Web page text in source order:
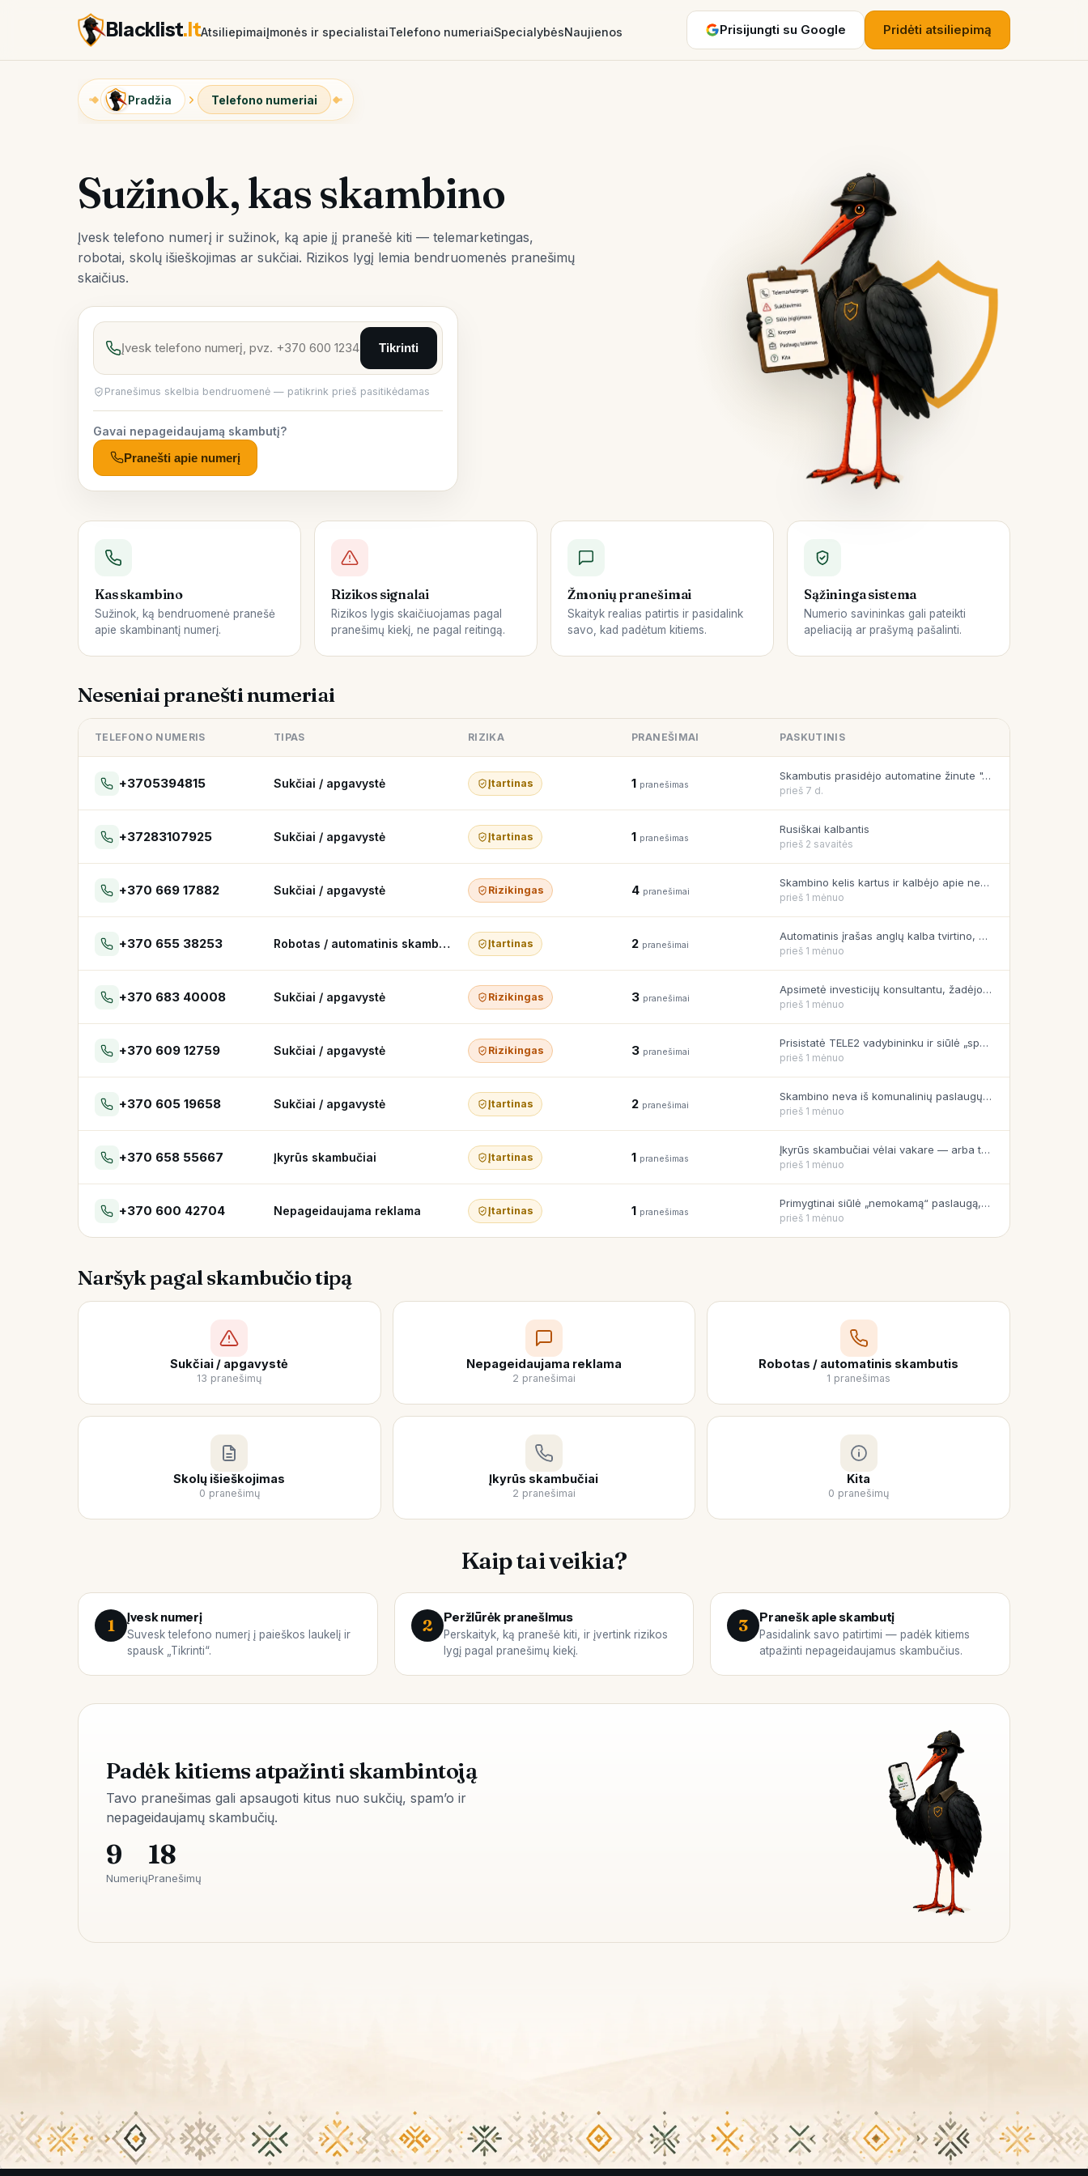
Blacklist.ltAtsiliepimaiĮmonės ir specialistaiTelefono numeriaiSpecialybėsNaujienos Prisijungti su Google Pridėti atsiliepimą
Pradžia Telefono numeriai
Sužinok, kas skambino
Įvesk telefono numerį ir sužinok, ką apie jį pranešė kiti — telemarketingas,
robotai, skolų išieškojimas ar sukčiai. Rizikos lygį lemia bendruomenės pranešimų
skaičius.
Tikrinti
Pranešimus skelbia bendruomenė — patikrink prieš pasitikėdamas
Gavai nepageidaujamą skambutį?
Pranešti apie numerį
Kas skambino
Sužinok, ką bendruomenė pranešė
apie skambinantį numerį.
Rizikos signalai
Rizikos lygis skaičiuojamas pagal
pranešimų kiekį, ne pagal reitingą.
Žmonių pranešimai
Skaityk realias patirtis ir pasidalink
savo, kad padėtum kitiems.
Sąžininga sistema
Numerio savininkas gali pateikti
apeliaciją ar prašymą pašalinti.
Neseniai pranešti numeriai
TELEFONO NUMERIS TIPAS RIZIKA PRANEŠIMAI PASKUTINIS
+3705394815 Sukčiai / apgavystė Įtartinas 1 pranešimas
Skambutis prasidėjo automatine žinute "Jums skambina iš klientų aptarnavimo…
prieš 7 d.
+37283107925 Sukčiai / apgavystė Įtartinas 1 pranešimas
Rusiškai kalbantis
prieš 2 savaitės
+370 669 17882 Sukčiai / apgavystė Rizikingas 4 pranešimai
Skambino kelis kartus ir kalbėjo apie neva įtartiną pavedimą,…
prieš 1 mėnuo
+370 655 38253 Robotas / automatinis skambutis Įtartinas 2 pranešimai
Automatinis įrašas anglų kalba tvirtino, kad mano „Google paskyra“…
prieš 1 mėnuo
+370 683 40008 Sukčiai / apgavystė Rizikingas 3 pranešimai
Apsimetė investicijų konsultantu, žadėjo greitą ir „garantuotą“ pelną, spaudė…
prieš 1 mėnuo
+370 609 12759 Sukčiai / apgavystė Rizikingas 3 pranešimai
Prisistatė TELE2 vadybininku ir siūlė „specialų lojalumo pasiūlymą“, o…
prieš 1 mėnuo
+370 605 19658 Sukčiai / apgavystė Įtartinas 2 pranešimai
Skambino neva iš komunalinių paslaugų įmonės, gąsdino susikaupusia skola…
prieš 1 mėnuo
+370 658 55667 Įkyrūs skambučiai Įtartinas 1 pranešimas
Įkyrūs skambučiai vėlai vakare — arba tyla ragelyje, arba…
prieš 1 mėnuo
+370 600 42704 Nepageidaujama reklama Įtartinas 1 pranešimas
Primygtinai siūlė „nemokamą“ paslaugą, kuri galiausiai pasirodė mokama. Klaidina…
prieš 1 mėnuo
Naršyk pagal skambučio tipą
Sukčiai / apgavystė
13 pranešimų
Nepageidaujama reklama
2 pranešimai
Robotas / automatinis skambutis
1 pranešimas
Skolų išieškojimas
0 pranešimų
Įkyrūs skambučiai
2 pranešimai
Kita
0 pranešimų
Kaip tai veikia?
1 Įvesk numerį
Suvesk telefono numerį į paieškos laukelį ir
spausk „Tikrinti“.
2 Peržiūrėk pranešimus
Perskaityk, ką pranešė kiti, ir įvertink rizikos
lygį pagal pranešimų kiekį.
3 Pranešk apie skambutį
Pasidalink savo patirtimi — padėk kitiems
atpažinti nepageidaujamus skambučius.
Padėk kitiems atpažinti skambintoją
Tavo pranešimas gali apsaugoti kitus nuo sukčių, spam’o ir
nepageidaujamų skambučių.
9
Numerių
18
Pranešimų